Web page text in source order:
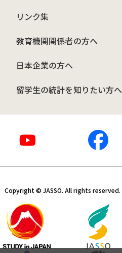
リンク集
教育機関関係者の方へ
日本企業の方へ
留学生の統計を知りたい方へ
Copyright © JASSO. All rights reserved.